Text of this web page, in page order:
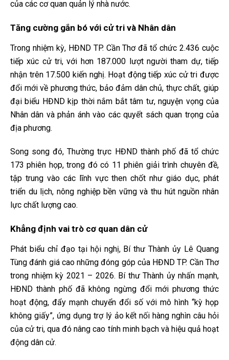
của các cơ quan quản lý nhà nước.
Tăng cường gắn bó với cử tri và Nhân dân
Trong nhiệm kỳ, HĐND TP. Cần Thơ đã tổ chức 2.436 cuộc
tiếp xúc cử tri, với hơn 187.000 lượt người tham dự, tiếp
nhận trên 17.500 kiến nghị. Hoạt động tiếp xúc cử tri được
đổi mới về phương thức, bảo đảm dân chủ, thực chất, giúp
đại biểu HĐND kịp thời nắm bắt tâm tư, nguyện vọng của
Nhân dân và phản ánh vào các quyết sách quan trọng của
địa phương.
Song song đó, Thường trực HĐND thành phố đã tổ chức
173 phiên họp, trong đó có 11 phiên giải trình chuyên đề,
tập trung vào các lĩnh vực then chốt như giáo dục, phát
triển du lịch, nông nghiệp bền vững và thu hút nguồn nhân
lực chất lượng cao.
Khẳng định vai trò cơ quan dân cử
Phát biểu chỉ đạo tại hội nghị, Bí thư Thành ủy Lê Quang
Tùng đánh giá cao những đóng góp của HĐND TP. Cần Thơ
trong nhiệm kỳ 2021 – 2026. Bí thư Thành ủy nhấn mạnh,
HĐND thành phố đã không ngừng đổi mới phương thức
hoạt động, đẩy mạnh chuyển đổi số với mô hình “kỳ họp
không giấy”, ứng dụng trợ lý ảo kết nối hàng nghìn câu hỏi
của cử tri, qua đó nâng cao tính minh bạch và hiệu quả hoạt
động dân cử.